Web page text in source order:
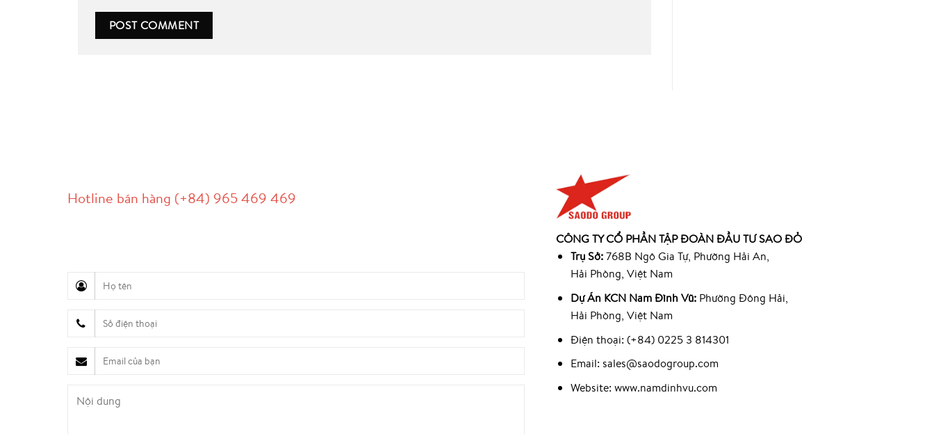
Hotline bán hàng (+84) 965 469 469
CÔNG TY CỔ PHẦN TẬP ĐOÀN ĐẦU TƯ SAO ĐỎ
Trụ Sở:768B Ngô Gia Tự, Phường Hải An,
Hải Phòng, Việt Nam
Dự Án KCN Nam Đình Vũ: Phường Đông Hải,
Hải Phòng, Việt Nam
Điện thoại: (+84) 0225 3 814301
Email: sales@saodogroup.com
Website: www.namdinhvu.com